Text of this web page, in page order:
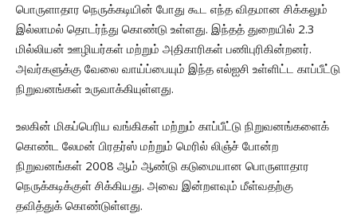
பொருளாதார நெருக்கடியின் போது கூட எந்த விதமான சிக்கலும்
இல்லாமல் தொடர்ந்து கொண்டு உள்ளது. இந்தத் துறையில் 2.3
மில்லியன் ஊழியர்கள் மற்றும் அதிகாரிகள் பணிபுரிகின்றனர்.
அவர்களுக்கு வேலை வாய்ப்பையும் இந்த எல்ஐசி உள்ளிட்ட காப்பீட்டு
நிறுவனங்கள் உருவாக்கியுள்ளது.
உலகின் மிகப்பெரிய வங்கிகள் மற்றும் காப்பீட்டு நிறுவனங்களைக்
கொண்ட லேமன் பிரதர்ஸ் மற்றும் மெரில் லிஞ்ச் போன்ற
நிறுவனங்கள் 2008 ஆம் ஆண்டு கடுமையான பொருளாதார
நெருக்கடிக்குள் சிக்கியது. அவை இன்றளவும் மீள்வதற்கு
தவித்துக் கொண்டுள்ளது.